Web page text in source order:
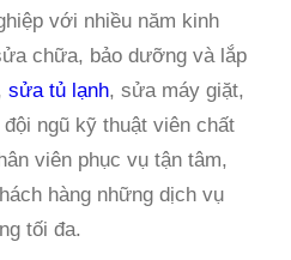
với nhiều năm kinh
chữa, bảo dưỡng và lắp
sửa tủ lạnh, sửa máy giặt,
ngũ kỹ thuật viên chất
viên phục vụ tận tâm,
hàng những dịch vụ
tối đa.